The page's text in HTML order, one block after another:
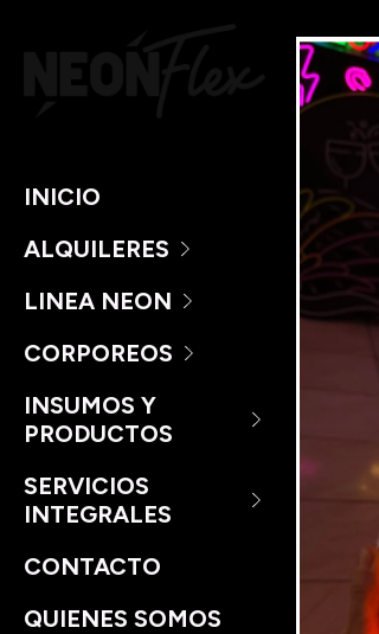
INICIO
ALQUILERES
LINEA NEON
CORPOREOS
INSUMOS Y
PRODUCTOS
SERVICIOS
INTEGRALES
CONTACTO
QUIENES SOMOS